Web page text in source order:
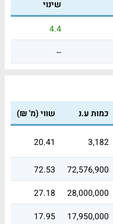
שינוי
4.4
--
כמות ע.נ
שווי (מ' ₪)
3,182
20.41
72,576,900
72.53
28,000,000
27.18
17,950,000
17.95